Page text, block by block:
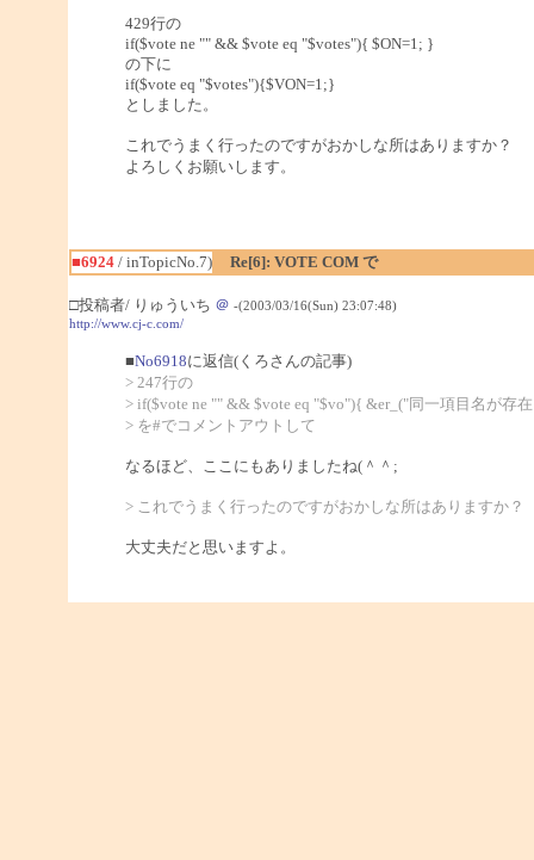
429行の
if($vote ne "" && $vote eq "$votes"){ $ON=1; }
の下に
if($vote eq "$votes"){$VON=1;}
としました。
これでうまく行ったのですがおかしな所はありますか？
よろしくお願いします。
■6924/ inTopicNo.7) Re[6]: VOTE COM で
□投稿者/ りゅういち ＠ -(2003/03/16(Sun) 23:07:48)
http://www.cj-c.com/
■No6918に返信(くろさんの記事)
> 247行の
> if($vote ne "" && $vote eq "$vo"){ &er_("同一項目名が存
> を#でコメントアウトして
なるほど、ここにもありましたね(＾＾;
> これでうまく行ったのですがおかしな所はありますか？
大丈夫だと思いますよ。